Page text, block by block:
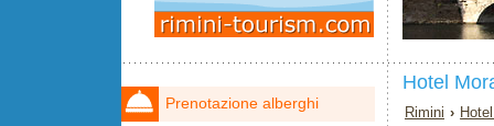
Hotel
Rimini ›
Prenotazione alberghi